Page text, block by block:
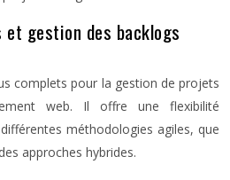
gestion des backlogs
complets pour la gestion de projets
web. Il offre une flexibilité
méthodologies agiles, que
approches hybrides.